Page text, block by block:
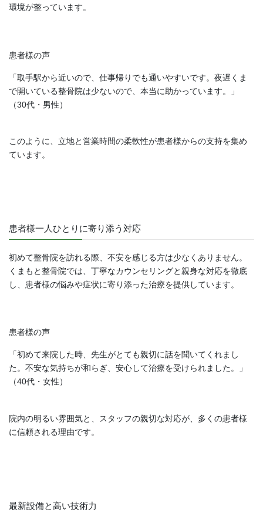
環境が整っています。
患者様の声
「取手駅から近いので、仕事帰りでも通いやすいです。夜遅くま
で開いている整骨院は少ないので、本当に助かっています。」
（30代・男性）
このように、立地と営業時間の柔軟性が患者様からの支持を集め
ています。
患者様一人ひとりに寄り添う対応
初めて整骨院を訪れる際、不安を感じる方は少なくありません。
くまもと整骨院では、丁寧なカウンセリングと親身な対応を徹底
し、患者様の悩みや症状に寄り添った治療を提供しています。
患者様の声
「初めて来院した時、先生がとても親切に話を聞いてくれまし
た。不安な気持ちが和らぎ、安心して治療を受けられました。」
（40代・女性）
院内の明るい雰囲気と、スタッフの親切な対応が、多くの患者様
に信頼される理由です。
最新設備と高い技術力